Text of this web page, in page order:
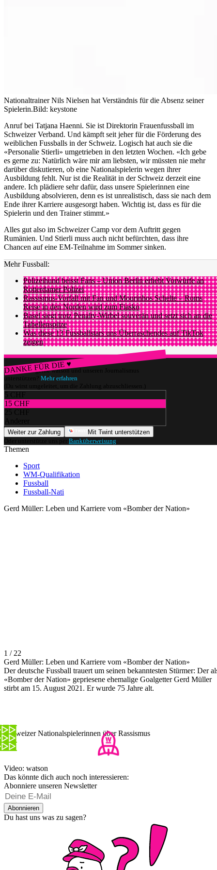
Nationaltrainer Nils Nielsen hat Verständnis für die Absenz seiner
Spielerin.Bild: keystone
Anruf bei Tatjana Haenni. Sie ist Direktorin Frauenfussball im
Schweizer Verband. Und kämpft seit jeher für die Förderung des
weiblichen Fussballs in der Schweiz. Logisch hat auch sie die
«Personalie Stierli» umgetrieben in den letzten Wochen. «Ich gebe
es gerne zu: Natürlich wäre mir am liebsten, wir müssten nie mehr
darüber diskutieren, ob eine Nationalspielerin wegen ihrer
Ausbildung fehlt. Nur ist die Realität in der Schweiz derzeit eine
andere. Ich plädiere sehr dafür, dass unsere Spielerinnen eine
Ausbildung absolvieren, denn es ist unrealistisch, dass sie nach dem
Ende ihrer Karriere ausgesorgt haben. Wichtig ist, dass es für die
Spielerin und den Trainer stimmt.»
Alles gut also im Schweizer Camp vor dem Auftritt gegen
Rumänien. Und Stierli muss auch nicht befürchten, dass ihre
Chancen auf eine EM-Teilnahme im Sommer sinken.
Mehr Fussball:
Polizeihund beisst Fans – Union Berlin erhebt Vorwürfe an
Rotterdamer Polizei
Rassismus-Vorfall mit Fan und Mourinhos Schelte – Roms
Reise in den Norden wird zum Fiasko
Basel siegt trotz Penalty-Wirbel souverän und setzt sich an die
Tabellenspitze
Was diese 13 Fussballstars uns Überraschendes auf TikTok
zeigen
DANKE FÜR DIE ♥
Würdest du gerne watson und unseren Journalismus
unterstützen? Mehr erfahren
(Du wirst umgeleitet, um die Zahlung abzuschliessen.)
5 CHF
15 CHF
25 CHF
Anderer
Weiter zur Zahlung
Mit Twint unterstützen
Oder unterstütze uns per Banküberweisung
Themen
Sport
WM-Qualifikation
Fussball
Fussball-Nati
Gerd Müller: Leben und Karriere vom «Bomber der Nation»
1 / 22
Gerd Müller: Leben und Karriere vom «Bomber der Nation»
Der deutsche Fussball trauert um seinen bekanntesten Stürmer: Der
«Bomber der Nation» gepriesene ehemalige Goalgetter Gerd Müller
stirbt am 15. August 2021. Er wurde 75 Jahre alt.
Schweizer Nationalspielerinnen über Rassismus
Video: watson
Das könnte dich auch noch interessieren:
Abonniere unseren Newsletter
Abonnieren
Du hast uns was zu sagen?